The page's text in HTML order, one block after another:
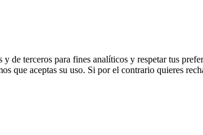
terceros para fines analíticos y respetar tus
que aceptas su uso. Si por el contrario quieres